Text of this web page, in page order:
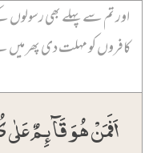
اور تم سے پہلے بھی
کافروں کو مہلت دی پھر میں
اَفَمَنۡ ہُوَ قَآئِمٌ